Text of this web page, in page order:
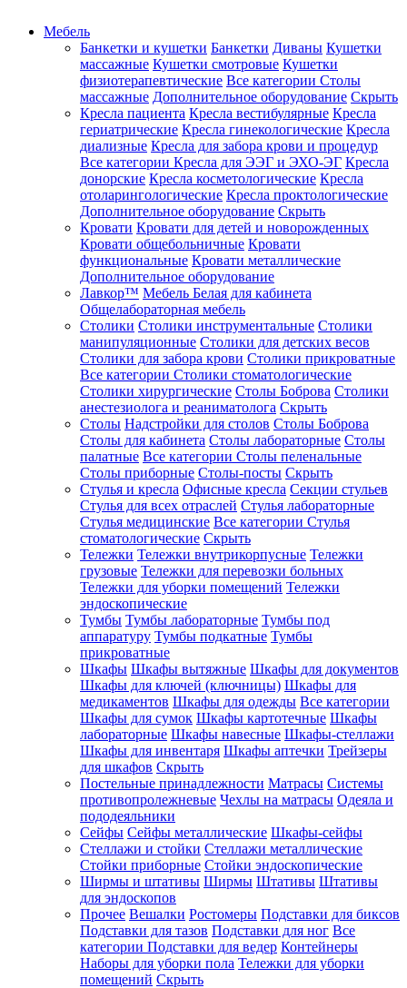
Мебель
Банкетки и кушетки Банкетки Диваны Кушетки
массажные Кушетки смотровые Кушетки
физиотерапевтические Все категории Столы
массажные Дополнительное оборудование Скрыть
Кресла пациента Кресла вестибулярные Кресла
гериатрические Кресла гинекологические Кресла
диализные Кресла для забора крови и процедур
Все категории Кресла для ЭЭГ и ЭХО-ЭГ Кресла
донорские Кресла косметологические Кресла
отоларингологические Кресла проктологические
Дополнительное оборудование Скрыть
Кровати Кровати для детей и новорожденных
Кровати общебольничные Кровати
функциональные Кровати металлические
Дополнительное оборудование
Лавкор™ Мебель Белая для кабинета
Общелабораторная мебель
Столики Столики инструментальные Столики
манипуляционные Столики для детских весов
Столики для забора крови Столики прикроватные
Все категории Столики стоматологические
Столики хирургические Столы Боброва Столики
анестезиолога и реаниматолога Скрыть
Столы Надстройки для столов Столы Боброва
Столы для кабинета Столы лабораторные Столы
палатные Все категории Столы пеленальные
Столы приборные Столы-посты Скрыть
Стулья и кресла Офисные кресла Секции стульев
Стулья для всех отраслей Стулья лабораторные
Стулья медицинские Все категории Стулья
стоматологические Скрыть
Тележки Тележки внутрикорпусные Тележки
грузовые Тележки для перевозки больных
Тележки для уборки помещений Тележки
эндоскопические
Тумбы Тумбы лабораторные Тумбы под
аппаратуру Тумбы подкатные Тумбы
прикроватные
Шкафы Шкафы вытяжные Шкафы для документов
Шкафы для ключей (ключницы) Шкафы для
медикаментов Шкафы для одежды Все категории
Шкафы для сумок Шкафы картотечные Шкафы
лабораторные Шкафы навесные Шкафы-стеллажи
Шкафы для инвентаря Шкафы аптечки Трейзеры
для шкафов Скрыть
Постельные принадлежности Матрасы Системы
противопролежневые Чехлы на матрасы Одеяла и
пододеяльники
Сейфы Сейфы металлические Шкафы-сейфы
Стеллажи и стойки Стеллажи металлические
Стойки приборные Стойки эндоскопические
Ширмы и штативы Ширмы Штативы Штативы
для эндоскопов
Прочее Вешалки Ростомеры Подставки для биксов
Подставки для тазов Подставки для ног Все
категории Подставки для ведер Контейнеры
Наборы для уборки пола Тележки для уборки
помещений Скрыть